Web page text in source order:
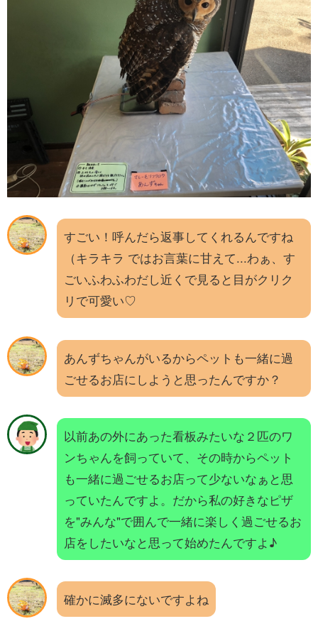
すごい！呼んだら返事してくれるんですね
（キラキラ ではお言葉に甘えて...わぁ、す
ごいふわふわだし近くで見ると目がクリク
リで可愛い♡
あんずちゃんがいるからペットも一緒に過
ごせるお店にしようと思ったんですか？
以前あの外にあった看板みたいな２匹のワ
ンちゃんを飼っていて、その時からペット
も一緒に過ごせるお店って少ないなぁと思
っていたんですよ。だから私の好きなピザ
を"みんな"で囲んで一緒に楽しく過ごせるお
店をしたいなと思って始めたんですよ♪
確かに滅多にないですよね